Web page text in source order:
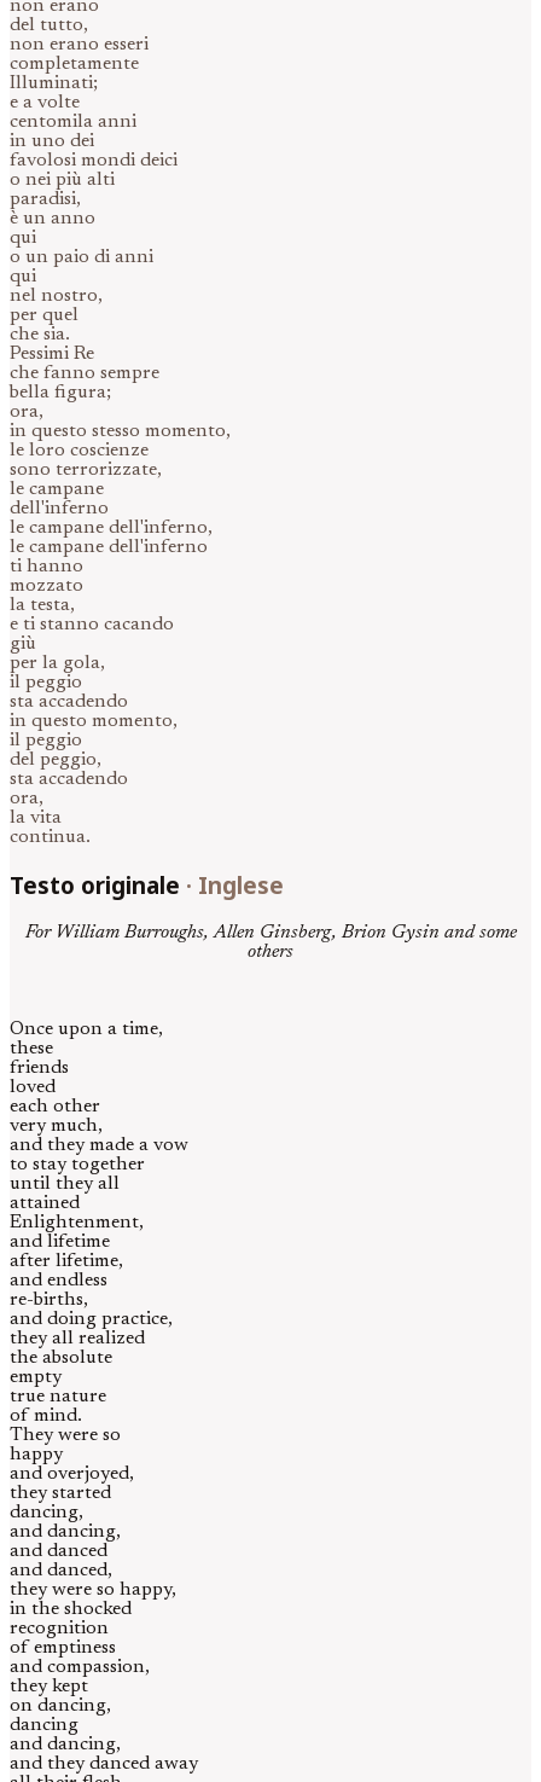
non erano
del tutto,
non erano esseri
completamente
Illuminati;
e a volte
centomila anni
in uno dei
favolosi mondi deici
o nei più alti
paradisi,
è un anno
qui
o un paio di anni
qui
nel nostro,
per quel
che sia.
Pessimi Re
che fanno sempre
bella figura;
ora,
in questo stesso momento,
le loro coscienze
sono terrorizzate,
le campane
dell'inferno
le campane dell'inferno,
le campane dell'inferno
ti hanno
mozzato
la testa,
e ti stanno cacando
giù
per la gola,
il peggio
sta accadendo
in questo momento,
il peggio
del peggio,
sta accadendo
ora,
la vita
continua.
Testo originale · Inglese
For William Burroughs, Allen Ginsberg, Brion Gysin and some
others
Once upon a time,
these
friends
loved
each other
very much,
and they made a vow
to stay together
until they all
attained
Enlightenment,
and lifetime
after lifetime,
and endless
re-births,
and doing practice,
they all realized
the absolute
empty
true nature
of mind.
They were so
happy
and overjoyed,
they started
dancing,
and dancing,
and danced
and danced,
they were so happy,
in the shocked
recognition
of emptiness
and compassion,
they kept
on dancing,
dancing
and dancing,
and they danced away